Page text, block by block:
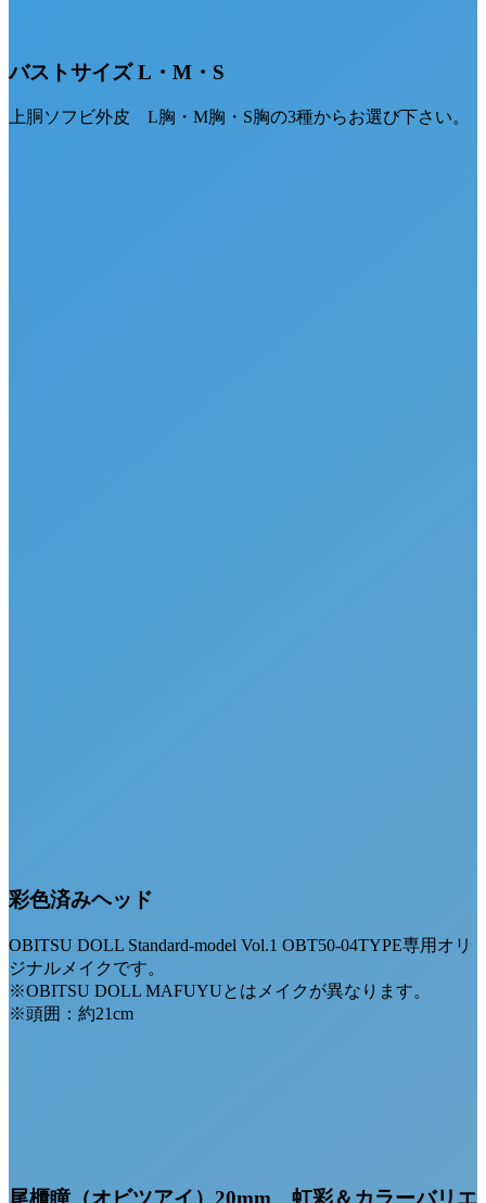
バストサイズ L・M・S
上胴ソフビ外皮 L胸・M胸・S胸の3種からお選び下さい。
彩色済みヘッド
OBITSU DOLL Standard-model Vol.1 OBT50-04TYPE専用オリ
ジナルメイクです。
※OBITSU DOLL MAFUYUとはメイクが異なります。
※頭囲：約21cm
尾櫃瞳（オビツアイ）20mm 虹彩＆カラーバリエ